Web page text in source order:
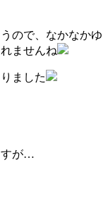
ので、なかなかゆ
ませんね
ました
すが…